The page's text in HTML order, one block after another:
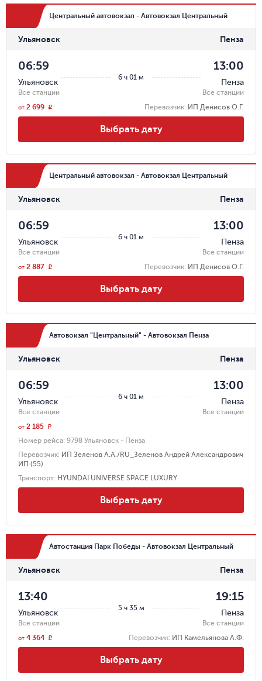
Центральный автовокзал - Автовокзал Центральный
Ульяновск Пенза
6 ч 01 м
06:59
Ульяновск
Все станции
13:00
Пенза
Все станции
Перевозчик: ИП Денисов О.Г.
от 2 699 r
Выбрать дату
Центральный автовокзал - Автовокзал Центральный
Ульяновск Пенза
6 ч 01 м
06:59
Ульяновск
Все станции
13:00
Пенза
Все станции
Перевозчик: ИП Денисов О.Г.
от 2 887 r
Выбрать дату
Автовокзал "Центральный" - Автовокзал Пенза
Ульяновск Пенза
6 ч 01 м
06:59
Ульяновск
Все станции
13:00
Пенза
Все станции
Номер рейса: 9798 Ульяновск - Пенза
Перевозчик: ИП Зеленов А.А./RU_Зеленов Андрей Александрович
ИП (55)
Транспорт: HYUNDAI UNIVERSE SPACE LUXURY
от 2 185 r
Выбрать дату
Автостанция Парк Победы - Автовокзал Центральный
Ульяновск Пенза
5 ч 35 м
13:40
Ульяновск
Все станции
19:15
Пенза
Все станции
Перевозчик: ИП Камельянова А.Ф.
от 4 364 r
Выбрать дату